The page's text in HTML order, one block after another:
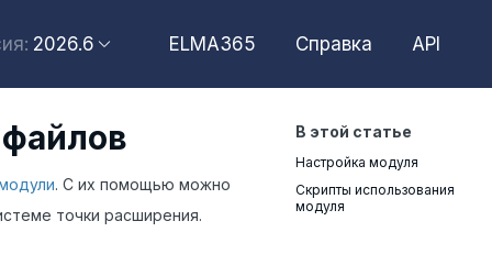
2026.6
2026.6
2026.4
2026.2
2025.10
ELMA365 Справка API
. С их помощью можно
точки расширения.
В этой статье
Настройка модуля
Скрипты использования
модуля